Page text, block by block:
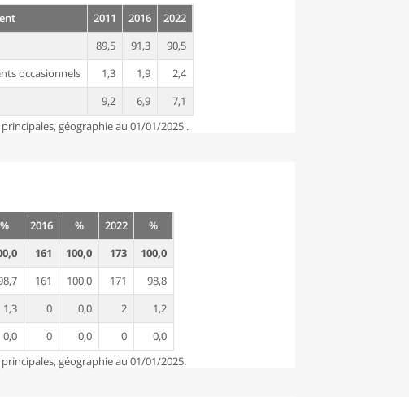
2011 2016
2022
89,5 91,3
90,5
occasionnels
1,3 1,9
2,4
9,2 6,9
7,1
géographie au 01/01/2025 .
% 2016 % 2022
%
161 100,0 173
100,0
161 100,0 171
98,8
1,3 0 0,0 2
1,2
0,0 0 0,0 0
0,0
géographie au 01/01/2025.